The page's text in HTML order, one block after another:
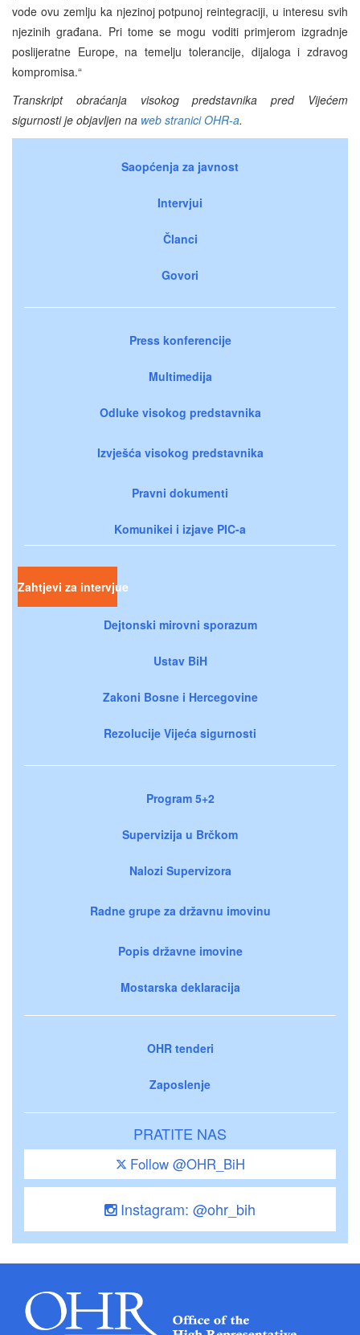
vode ovu zemlju ka njezinoj potpunoj reintegraciji, u interesu svih
njezinih građana. Pri tome se mogu voditi primjerom izgradnje
poslijeratne Europe, na temelju tolerancije, dijaloga i zdravog
kompromisa.“
Transkript obraćanja visokog predstavnika pred Vijećem
sigurnosti je objavljen na web stranici OHR-a.
Saopćenja za javnost
Intervjui
Članci
Govori
Press konferencije
Multimedija
Odluke visokog predstavnika
Izvješća visokog predstavnika
Pravni dokumenti
Komunikei i izjave PIC-a
Zahtjevi za intervjue
Dejtonski mirovni sporazum
Ustav BiH
Zakoni Bosne i Hercegovine
Rezolucije Vijeća sigurnosti
Program 5+2
Supervizija u Brčkom
Nalozi Supervizora
Radne grupe za državnu imovinu
Popis državne imovine
Mostarska deklaracija
OHR tenderi
Zaposlenje
PRATITE NAS
Follow @OHR_BiH
Instagram: @ohr_bih